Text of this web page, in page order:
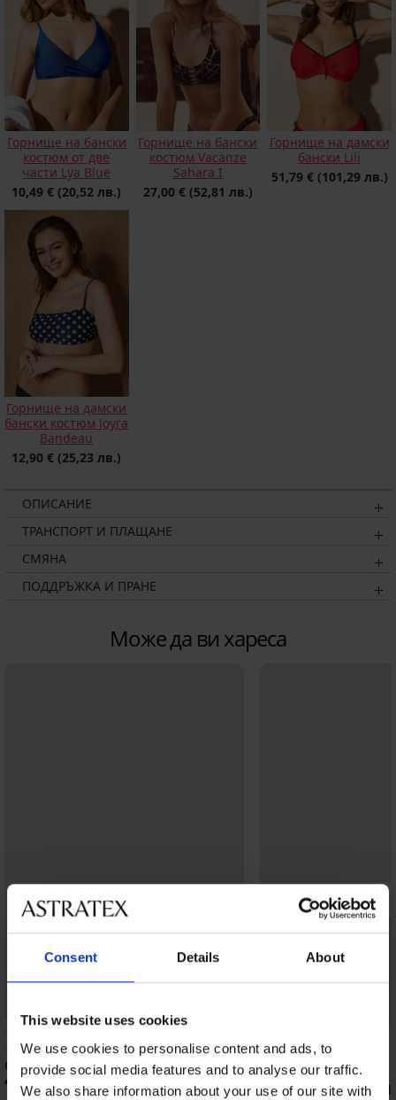
Consent Details About
This website uses cookies
We use cookies to personalise content and ads, to
provide social media features and to analyse our traffic.
We also share information about your use of our site with
Горнище на бански
костюм от две
части Lya Blue
10,49 € (20,52 лв.)
Горнище на бански
костюм Vacanze
Sahara I
27,00 € (52,81 лв.)
Горнище на дамски
бански Lili
51,79 € (101,29 лв.)
Горнище на дамски
бански костюм Joyra
Bandeau
12,90 € (25,23 лв.)
ОПИСАНИЕ
ТРАНСПОРТ И ПЛАЩАНЕ
СМЯНА
ПОДДРЪЖКА И ПРАНЕ
Може да ви хареса
Сутиен Violeta подплатен изглаждащ
40,99 €
Сутиен Spacer 3D